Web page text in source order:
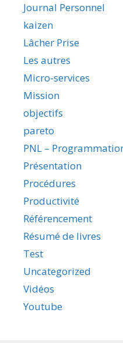
Journal Personnel
kaizen
Lâcher Prise
Les autres
Micro-services
Mission
objectifs
pareto
PNL –
Présentation
Procédures
Productivité
Référencement
Résumé de livres
Test
Uncategorized
Vidéos
Youtube